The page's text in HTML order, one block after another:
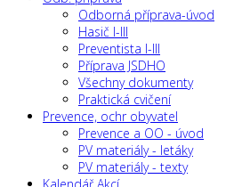
Odborná příprava-úvod
Hasič I-III
Preventista I-III
Příprava JSDHO
Všechny dokumenty
Praktická cvičení
Prevence, ochr obyvatel
Prevence a OO - úvod
PV materiály - letáky
PV materiály - texty